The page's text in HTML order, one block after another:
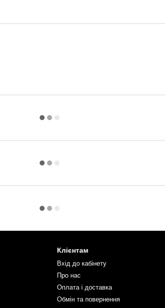
Клієнтам
Вхід до кабінету
Про нас
Оплата і доставка
Обмін та повернення